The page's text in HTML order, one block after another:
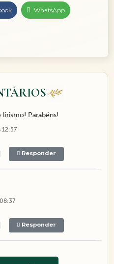
WhatsApp
Parabéns!
12:57
Responder
Responder